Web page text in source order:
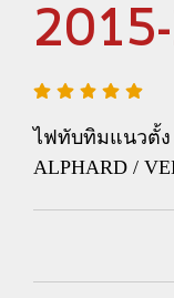
ไฟทับทิมแนวตั้ง
ALPHARD /